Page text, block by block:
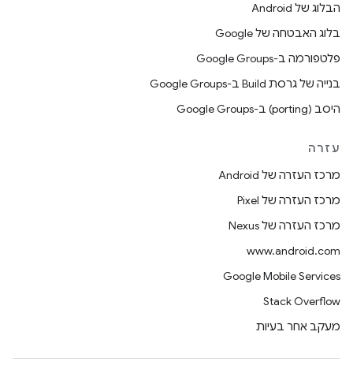
הבלוג של Android
בלוג האבטחה של Google
פלטפורמה ב-Google Groups
בנייה של גרסת Build ב-Google Groups
היסב (porting) ב-Google Groups
עזרה
מרכז העזרה של Android
מרכז העזרה של Pixel
מרכז העזרה של Nexus
www.android.com
Google Mobile Services
Stack Overflow
מעקב אחר בעיות